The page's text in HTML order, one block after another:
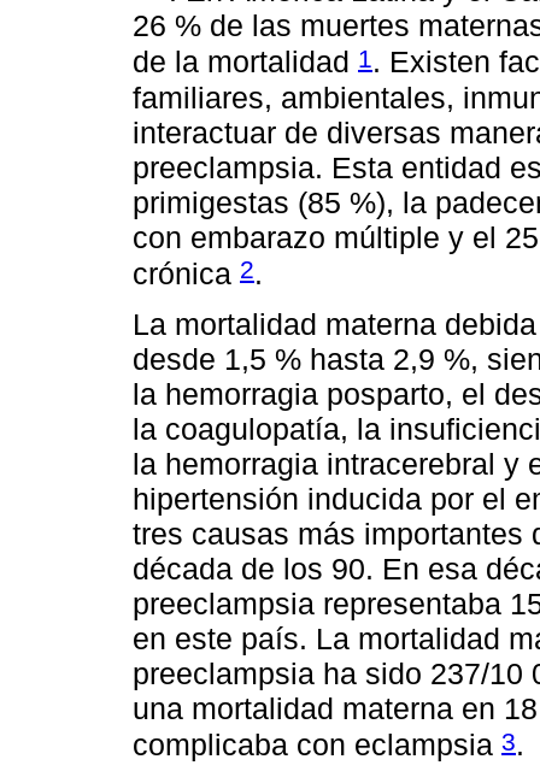
26 % de las muertes
de la mortalidad 1 . Existen
familiares, ambientales,
interactuar de diversas
preeclampsia. Esta entidad
primigestas (85 %), la
con embarazo múltiple y el
crónica 2.
La mortalidad materna
desde 1,5 % hasta 2,9 %,
la hemorragia posparto, el
la coagulopatía, la
la hemorragia intracerebral y
hipertensión inducida por el
tres causas más importantes
década de los 90. En esa
preeclampsia representaba
en este país. La mortalidad
preeclampsia ha sido 237/10
una mortalidad materna en
complicaba con eclampsia 3.